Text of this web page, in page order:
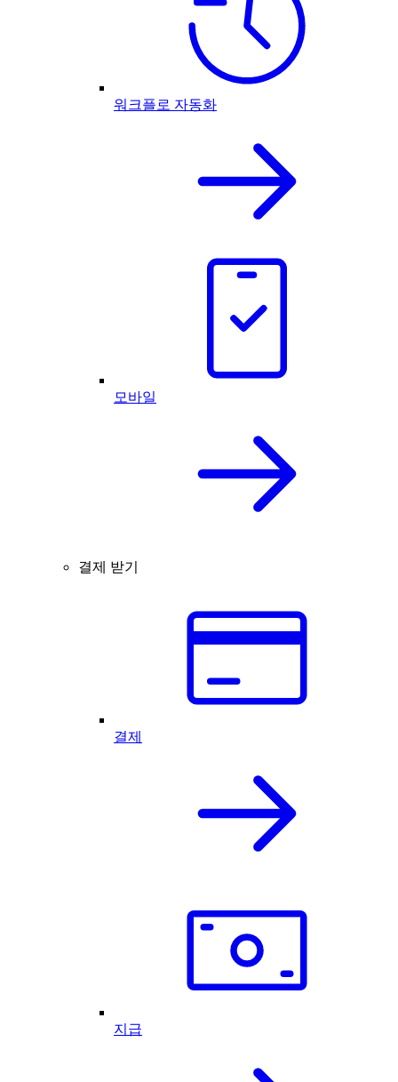
워크플로 자동화
모바일
결제 받기
결제
지급